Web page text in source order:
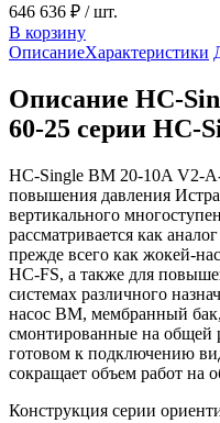
646 636 ₽ / шт.
В корзину
ОписаниеХарактеристики
Описание HC-
60-25 серии HC-
HC-Single BM 20-10A V2-
повышения давления
вертикального
рассматривается как
прежде всего как жокей-
HC-FS, а также для
системах различного
насос BM, мембранный
смонтированные на общей
готовом к подключению
сокращает объем работ на
Конструкция серии